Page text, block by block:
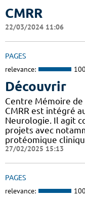
CMRR
22/03/2024 11:06
PAGES
relevance:
Découvrir
Centre Mémoire de
CMRR est intégré
Neurologie. Il agit
projets avec
protéomique cliniqu
27/02/2025 15:13
PAGES
relevance: